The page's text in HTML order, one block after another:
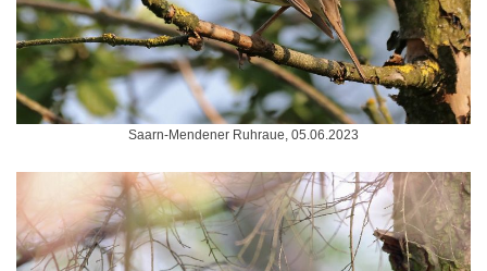
Saarn-Mendener Ruhraue, 05.06.2023